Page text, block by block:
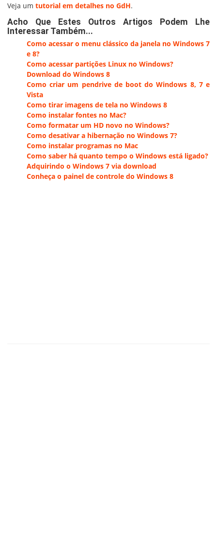
Veja um tutorial em detalhes no GdH.
Acho Que Estes Outros Artigos Podem Lhe
Interessar Também...
Como acessar o menu clássico da janela no Windows 7
e 8?
Como acessar partições Linux no Windows?
Download do Windows 8
Como criar um pendrive de boot do Windows 8, 7 e
Vista
Como tirar imagens de tela no Windows 8
Como instalar fontes no Mac?
Como formatar um HD novo no Windows?
Como desativar a hibernação no Windows 7?
Como instalar programas no Mac
Como saber há quanto tempo o Windows está ligado?
Adquirindo o Windows 7 via download
Conheça o painel de controle do Windows 8